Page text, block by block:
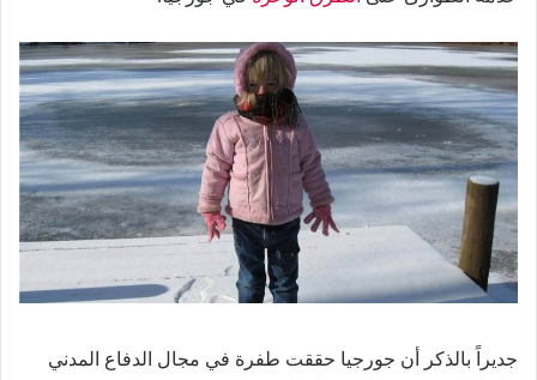
جديراً بالذكر أن جورجيا حققت طفرة في مجال الدفاع المدني